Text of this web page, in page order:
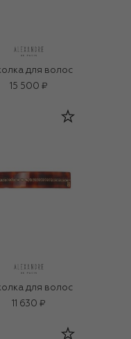
для волос
15 500 ₽
для волос
11 630 ₽